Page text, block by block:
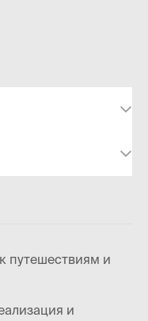
путешествиям и
и